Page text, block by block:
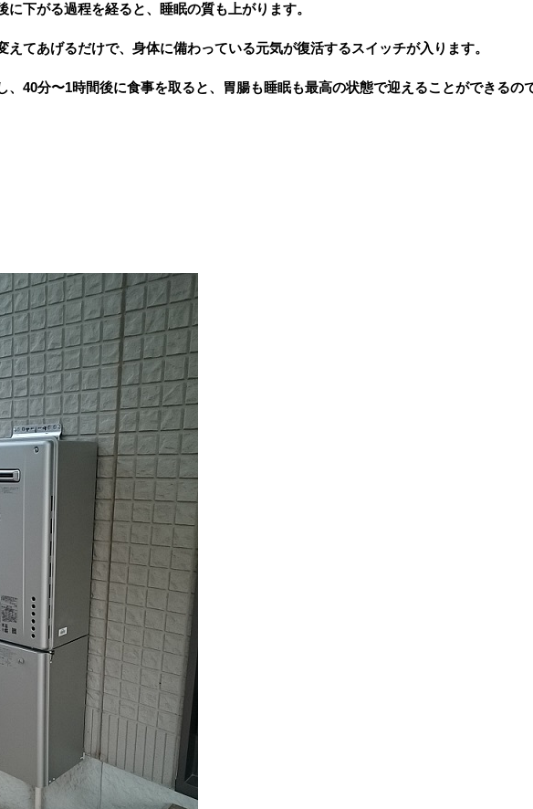
に下がる過程を経ると、睡眠の質も上がります。
えてあげるだけで、身体に備わっている元気が復活するスイッチが入ります。
、40分〜1時間後に食事を取ると、胃腸も睡眠も最高の状態で迎えることができるの